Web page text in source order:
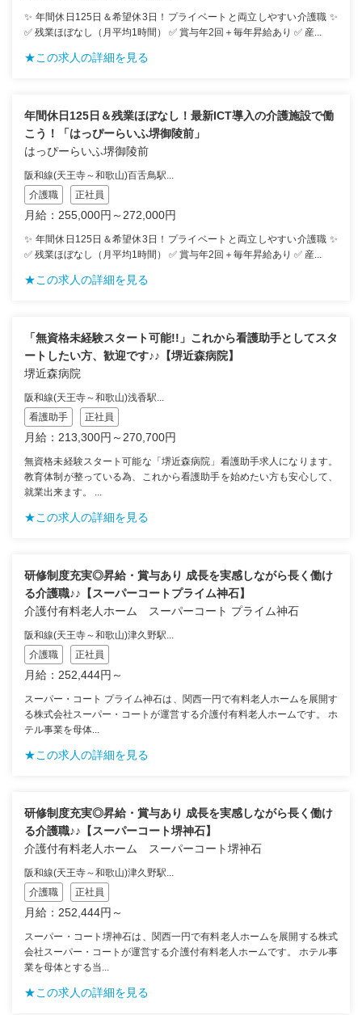
✨ 年間休日125日＆希望休3日！プライベートと両立しやすい介護職 ✨
✅ 残業ほぼなし（月平均1時間） ✅ 賞与年2回＋毎年昇給あり ✅ 産...
★この求人の詳細を見る
年間休日125日＆残業ほぼなし！最新ICT導入の介護施設で働
こう！「はっぴーらいふ堺御陵前」
はっぴーらいふ堺御陵前
阪和線(天王寺～和歌山)百舌鳥駅...
介護職
正社員
月給：255,000円～272,000円
✨ 年間休日125日＆希望休3日！プライベートと両立しやすい介護職 ✨
✅ 残業ほぼなし（月平均1時間） ✅ 賞与年2回＋毎年昇給あり ✅ 産...
★この求人の詳細を見る
「無資格未経験スタート可能!!」これから看護助手としてスタ
ートしたい方、歓迎です♪♪【堺近森病院】
堺近森病院
阪和線(天王寺～和歌山)浅香駅...
看護助手
正社員
月給：213,300円～270,700円
無資格未経験スタート可能な「堺近森病院」看護助手求人になります。
教育体制が整っている為、これから看護助手を始めたい方も安心して、
就業出来ます。 ...
★この求人の詳細を見る
研修制度充実◎昇給・賞与あり 成長を実感しながら長く働け
る介護職♪♪【スーパーコートプライム神石】
介護付有料老人ホーム スーパーコート プライム神石
阪和線(天王寺～和歌山)津久野駅...
介護職
正社員
月給：252,444円～
スーパー・コート プライム神石は、関西一円で有料老人ホームを展開す
る株式会社スーパー・コートが運営する介護付有料老人ホームです。 ホ
テル事業を母体...
★この求人の詳細を見る
研修制度充実◎昇給・賞与あり 成長を実感しながら長く働け
る介護職♪♪【スーパーコート堺神石】
介護付有料老人ホーム スーパーコート堺神石
阪和線(天王寺～和歌山)津久野駅...
介護職
正社員
月給：252,444円～
スーパー・コート堺神石は、関西一円で有料老人ホームを展開する株式
会社スーパー・コートが運営する介護付有料老人ホームです。 ホテル事
業を母体とする当...
★この求人の詳細を見る